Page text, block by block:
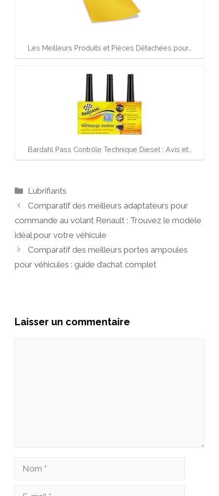
Les Meilleurs Produits et Pièces Détachées pour…
Bardahl Pass Contrôle Technique Diesel : Avis et…
Catégories
Lubrifiants
Comparatif des meilleurs adaptateurs pour
commande au volant Renault : Trouvez le modèle
idéal pour votre véhicule
Comparatif des meilleurs portes ampoules
pour véhicules : guide d’achat complet
Laisser un commentaire
Nom